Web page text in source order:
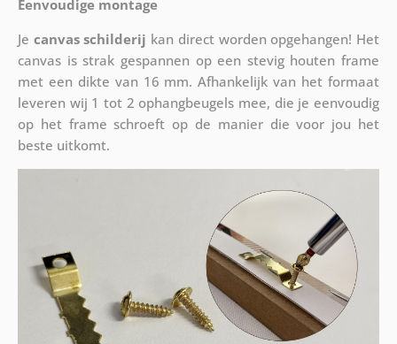
Eenvoudige montage
Je canvas schilderij kan direct worden opgehangen! Het
canvas is strak gespannen op een stevig houten frame
met een dikte van 16 mm. Afhankelijk van het formaat
leveren wij 1 tot 2 ophangbeugels mee, die je eenvoudig
op het frame schroeft op de manier die voor jou het
beste uitkomt.